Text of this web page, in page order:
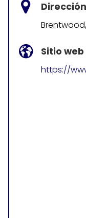
Dirección
Sitio web
https://